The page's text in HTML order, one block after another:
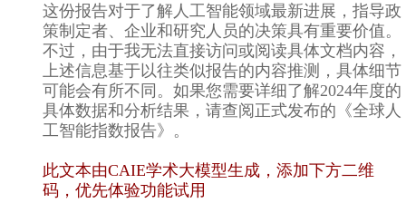
这份报告对于了解人工智能领域最新进展，指导政
策制定者、企业和研究人员的决策具有重要价值。
不过，由于我无法直接访问或阅读具体文档内容，
上述信息基于以往类似报告的内容推测，具体细节
可能会有所不同。如果您需要详细了解2024年度的
具体数据和分析结果，请查阅正式发布的《全球人
工智能指数报告》。
此文本由CAIE学术大模型生成，添加下方二维
码，优先体验功能试用